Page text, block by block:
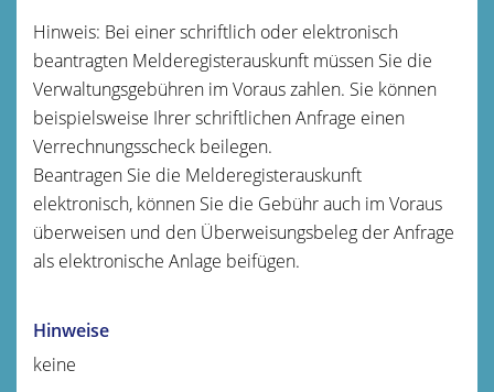
Hinweis: Bei einer schriftlich oder elektronisch
beantragten Melderegisterauskunft müssen Sie die
Verwaltungsgebühren im Voraus zahlen. Sie können
beispielsweise Ihrer schriftlichen Anfrage einen
Verrechnungsscheck beilegen.
Beantragen Sie die Melderegisterauskunft
elektronisch, können Sie die Gebühr auch im Voraus
überweisen und den Überweisungsbeleg der Anfrage
als elektronische Anlage beifügen.
Hinweise
keine